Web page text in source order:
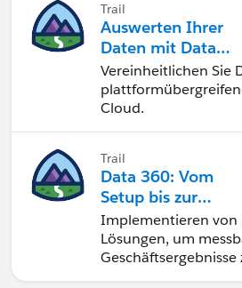
Trail
Auswerten Ihrer
Daten mit Data
Cloud
Vereinheitlichen Sie
Cloud.
Trail
Data 360: Vom
Setup bis zur
Aktivierung
Implementieren von
Lösungen, um